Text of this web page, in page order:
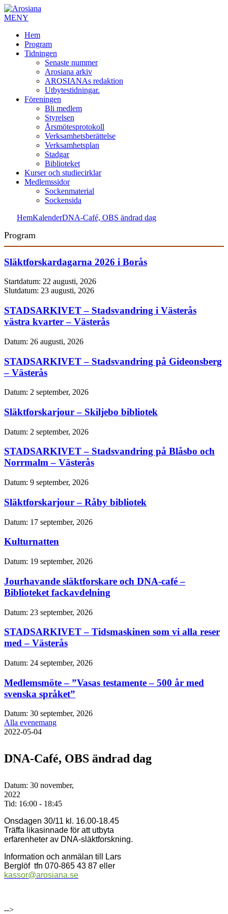
MENY
Hem
Program
Tidningen
Senaste nummer
Arosiana arkiv
AROSIANAs redaktion
Utbytestidningar.
Föreningen
Bli medlem
Styrelsen
Årsmötesprotokoll
Verksamhetsberättelse
Verksamhetsplan
Stadgar
Biblioteket
Kurser och studiecirklar
Medlemssidor
Sockenmaterial
Sockensida
HemKalenderDNA-Café, OBS ändrad dag
Program
Släktforskardagarna 2026 i Borås
Startdatum: 22 augusti, 2026
Slutdatum: 23 augusti, 2026
STADSARKIVET – Stadsvandring i Västerås
västra kvarter – Västerås
Datum: 26 augusti, 2026
STADSARKIVET – Stadsvandring på Gideonsberg
– Västerås
Datum: 2 september, 2026
Släktforskarjour – Skiljebo bibliotek
Datum: 2 september, 2026
STADSARKIVET – Stadsvandring på Blåsbo och
Norrmalm – Västerås
Datum: 9 september, 2026
Släktforskarjour – Råby bibliotek
Datum: 17 september, 2026
Kulturnatten
Datum: 19 september, 2026
Jourhavande släktforskare och DNA-café –
Biblioteket fackavdelning
Datum: 23 september, 2026
STADSARKIVET – Tidsmaskinen som vi alla reser
med – Västerås
Datum: 24 september, 2026
Medlemsmöte – ”Vasas testamente – 500 år med
svenska språket”
Datum: 30 september, 2026
Alla evenemang
2022-05-04
DNA-Café, OBS ändrad dag
Datum: 30 november,
2022
Tid: 16:00 - 18:45
Onsdagen 30/11 kl. 16.00-18.45
Träffa likasinnade för att utbyta
erfarenheter av DNA-släktforskning.
Information och anmälan till Lars
Berglöf tfn 070-865 43 87 eller
kassor@arosiana.se
-->